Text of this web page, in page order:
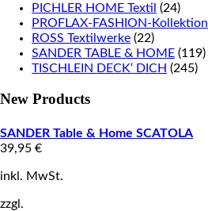
PICHLER HOME Textil (24)
PROFLAX-FASHION-Kollektion
ROSS Textilwerke (22)
SANDER TABLE & HOME (119)
TISCHLEIN DECK‘ DICH (245)
New Products
SANDER Table & Home SCATOLA
39,95 €
inkl. MwSt.
zzgl.